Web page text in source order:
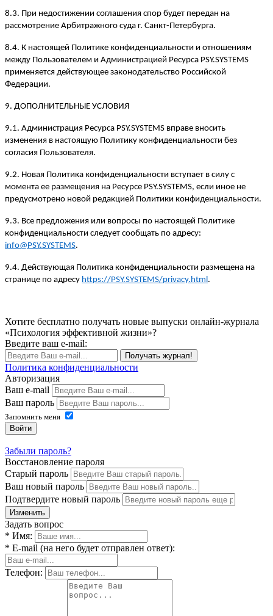
8.3. При недостижении соглашения спор будет передан на
рассмотрение Арбитражного суда г. Санкт-Петербурга.
8.4. К настоящей Политике конфиденциальности и отношениям
между Пользователем и Администрацией Ресурса PSY.SYSTEMS
применяется действующее законодательство Российской
Федерации.
9. ДОПОЛНИТЕЛЬНЫЕ УСЛОВИЯ
9.1. Администрация Ресурса PSY.SYSTEMS вправе вносить
изменения в настоящую Политику конфиденциальности без
согласия Пользователя.
9.2. Новая Политика конфиденциальности вступает в силу с
момента ее размещения на Ресурсе PSY.SYSTEMS, если иное не
предусмотрено новой редакцией Политики конфиденциальности.
9.3. Все предложения или вопросы по настоящей Политике
конфиденциальности следует сообщать по адресу:
info@PSY.SYSTEMS.
9.4. Действующая Политика конфиденциальности размещена на
странице по адресу https://PSY.SYSTEMS/privacy.html.
Хотите бесплатно получать новые выпуски онлайн-журнала
«Психология эффективной жизни»?
Введите ваш e-mail:
Получать журнал!
Политика конфиденциальности
Авторизация
Ваш e-mail
Ваш пароль
Запомнить меня
Войти
Забыли пароль?
Восстановление пароля
Старый пароль
Ваш новый пароль
Подтвердите новый пароль
Изменить
Задать вопрос
* Имя:
* E-mail (на него будет отправлен ответ):
Телефон: